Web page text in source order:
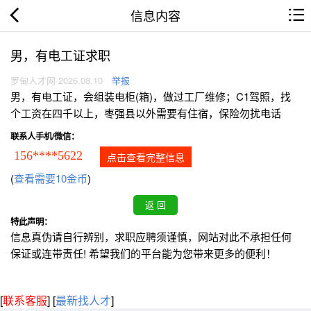
信息内容
男，有电工证求职
罗甸人才网 2026.08.10 举报
男，有电工证，会组装电柜(箱)，做过工厂维修；C1驾照，找
个工资在四千以上，枣强县以外需要有住宿，保险勿扰电话
联系人手机/微信：
156****5622 点击查看完整信息
(查看需要10金币)
特此声明：
信息真伪请自行辨别，求职应聘须谨慎，网站对此不承担任何
保证或连带责任! 希望我们的平台能为您带来更多的便利！
[联系客服] [最新找人才]